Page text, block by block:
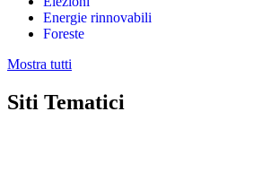
Energie rinnovabili
Foreste
Mostra tutti
Siti Tematici